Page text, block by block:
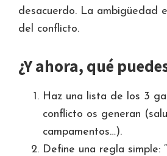
desacuerdo. La ambigüedad
del conflicto.
¿Y ahora, qué
Haz una lista de los 3
conflicto os generan
campamentos…).
Define una regla simple: